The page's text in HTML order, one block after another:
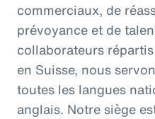
commerciaux, de
prévoyance et de
collaborateurs
en Suisse, nous
toutes les langues
anglais. Notre siège